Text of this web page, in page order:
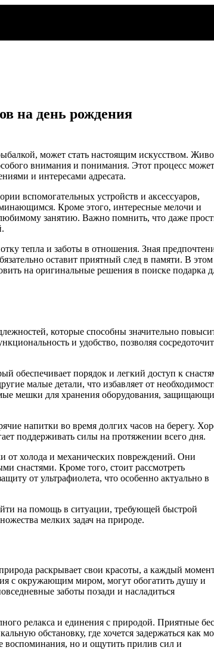
на день рождения
может стать настоящим искусством.
внимания и понимания. Этот процесс может
и интересами адресата.
вспомогательных устройств и аксессуаров,
Кроме этого, интересные мелочи и
занятию. Важно помнить, что даже
тепла и заботы в отношения. Зная
оставит приятный след в памяти. В этом
на оригинальные решения в поиске подарка
которые способны значительно
и удобство, позволяя
обеспечивает порядок и легкий доступ к
малые детали, что избавляет от
мешки для хранения оборудования,
напитки во время долгих часов на берегу.
поддерживать силы на протяжении всего дня.
от холода и механических повреждений. Они
снастями. Кроме того, стоит рассмотреть
от ультрафиолета, что особенно актуально в
на помощь в ситуации, требующей быстрой
мелких задач на природе.
раскрывает свои красоты, а каждый
с окружающим миром, могут обогатить душу и
заботы позади и насладиться
релакса и единения с природой. Приятные
обстановку, где хочется задержаться как
воспоминания, но и ощутить прилив сил и